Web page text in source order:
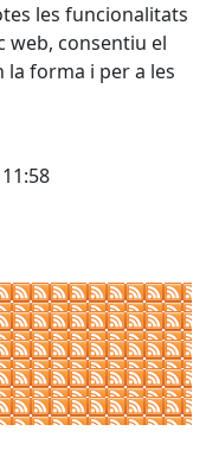
les funcionalitats
web, consentiu el
la forma i per a les